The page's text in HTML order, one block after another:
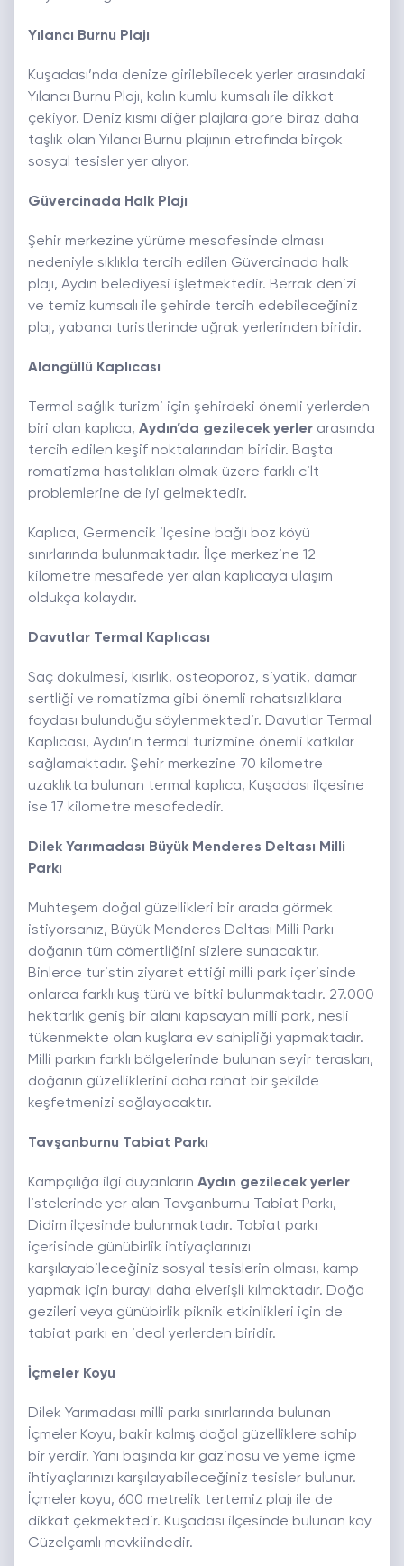
Yılancı Burnu Plajı
Kuşadası’nda denize girilebilecek yerler arasındaki
Yılancı Burnu Plajı, kalın kumlu kumsalı ile dikkat
çekiyor. Deniz kısmı diğer plajlara göre biraz daha
taşlık olan Yılancı Burnu plajının etrafında birçok
sosyal tesisler yer alıyor.
Güvercinada Halk Plajı
Şehir merkezine yürüme mesafesinde olması
nedeniyle sıklıkla tercih edilen Güvercinada halk
plajı, Aydın belediyesi işletmektedir. Berrak denizi
ve temiz kumsalı ile şehirde tercih edebileceğiniz
plaj, yabancı turistlerinde uğrak yerlerinden biridir.
Alangüllü Kaplıcası
Termal sağlık turizmi için şehirdeki önemli yerlerden
biri olan kaplıca, Aydın’da gezilecek yerler arasında
tercih edilen keşif noktalarından biridir. Başta
romatizma hastalıkları olmak üzere farklı cilt
problemlerine de iyi gelmektedir.
Kaplıca, Germencik ilçesine bağlı boz köyü
sınırlarında bulunmaktadır. İlçe merkezine 12
kilometre mesafede yer alan kaplıcaya ulaşım
oldukça kolaydır.
Davutlar Termal Kaplıcası
Saç dökülmesi, kısırlık, osteoporoz, siyatik, damar
sertliği ve romatizma gibi önemli rahatsızlıklara
faydası bulunduğu söylenmektedir. Davutlar Termal
Kaplıcası, Aydın’ın termal turizmine önemli katkılar
sağlamaktadır. Şehir merkezine 70 kilometre
uzaklıkta bulunan termal kaplıca, Kuşadası ilçesine
ise 17 kilometre mesafededir.
Dilek Yarımadası Büyük Menderes Deltası Milli
Parkı
Muhteşem doğal güzellikleri bir arada görmek
istiyorsanız, Büyük Menderes Deltası Milli Parkı
doğanın tüm cömertliğini sizlere sunacaktır.
Binlerce turistin ziyaret ettiği milli park içerisinde
onlarca farklı kuş türü ve bitki bulunmaktadır. 27.000
hektarlık geniş bir alanı kapsayan milli park, nesli
tükenmekte olan kuşlara ev sahipliği yapmaktadır.
Milli parkın farklı bölgelerinde bulunan seyir terasları,
doğanın güzelliklerini daha rahat bir şekilde
keşfetmenizi sağlayacaktır.
Tavşanburnu Tabiat Parkı
Kampçılığa ilgi duyanların Aydın gezilecek yerler
listelerinde yer alan Tavşanburnu Tabiat Parkı,
Didim ilçesinde bulunmaktadır. Tabiat parkı
içerisinde günübirlik ihtiyaçlarınızı
karşılayabileceğiniz sosyal tesislerin olması, kamp
yapmak için burayı daha elverişli kılmaktadır. Doğa
gezileri veya günübirlik piknik etkinlikleri için de
tabiat parkı en ideal yerlerden biridir.
İçmeler Koyu
Dilek Yarımadası milli parkı sınırlarında bulunan
İçmeler Koyu, bakir kalmış doğal güzelliklere sahip
bir yerdir. Yanı başında kır gazinosu ve yeme içme
ihtiyaçlarınızı karşılayabileceğiniz tesisler bulunur.
İçmeler koyu, 600 metrelik tertemiz plajı ile de
dikkat çekmektedir. Kuşadası ilçesinde bulunan koy
Güzelçamlı mevkiindedir.